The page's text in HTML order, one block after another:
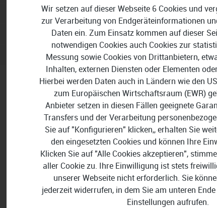
Ashampoo Driver Updater
12,99 € 29,99 € 15,99
-72%
Wir setzen auf dieser Webseite 6 Cookies und
zur Verarbeitung von Endgeräteinformationen
Daten ein. Zum Einsatz kommen auf dieser
notwendigen Cookies auch Cookies zur
Messung sowie Cookies von Drittanbietern,
Inhalten, externen Diensten oder Elementen
Hierbei werden Daten auch in Ländern wie den
zum Europäischen Wirtschaftsraum (EWR)
Anbieter setzen in diesen Fällen geeignete
Transfers und der Verarbeitung
Sie auf "Konfigurieren" klicken,, erhalten Sie
den eingesetzten Cookies und können Ihre
Klicken Sie auf "Alle Cookies akzeptieren",
aller Cookie zu. Ihre Einwilligung ist stets
unserer Webseite nicht erforderlich. Sie
jederzeit widerrufen, in dem Sie am unteren
Einstellungen aufrufen.